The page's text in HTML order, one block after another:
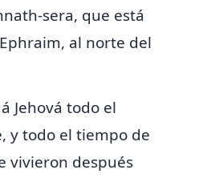
sera, que está
al norte del
Jehová todo el
y todo el tiempo de
vivieron después